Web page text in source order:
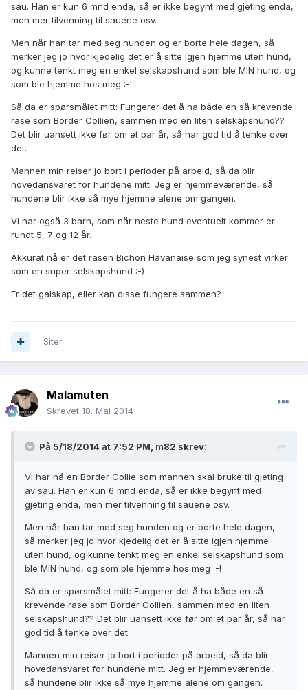
sau. Han er kun 6 mnd enda, så er ikke begynt med gjeting enda,
men mer tilvenning til sauene osv.
Men når han tar med seg hunden og er borte hele dagen, så
merker jeg jo hvor kjedelig det er å sitte igjen hjemme uten hund,
og kunne tenkt meg en enkel selskapshund som ble MIN hund, og
som ble hjemme hos meg :-!
Så da er spørsmålet mitt: Fungerer det å ha både en så krevende
rase som Border Collien, sammen med en liten selskapshund??
Det blir uansett ikke før om et par år, så har god tid å tenke over
det.
Mannen min reiser jo bort i perioder på arbeid, så da blir
hovedansvaret for hundene mitt. Jeg er hjemmeværende, så
hundene blir ikke så mye hjemme alene om gangen.
Vi har også 3 barn, som når neste hund eventuelt kommer er
rundt 5, 7 og 12 år.
Akkurat nå er det rasen Bichon Havanaise som jeg synest virker
som en super selskapshund :-)
Er det galskap, eller kan disse fungere sammen?
Siter
Malamuten
Skrevet 18. Mai 2014
På 5/18/2014 at 7:52 PM, m82 skrev:
Vi har nå en Border Collie som mannen skal bruke til gjeting
av sau. Han er kun 6 mnd enda, så er ikke begynt med
gjeting enda, men mer tilvenning til sauene osv.
Men når han tar med seg hunden og er borte hele dagen,
så merker jeg jo hvor kjedelig det er å sitte igjen hjemme
uten hund, og kunne tenkt meg en enkel selskapshund som
ble MIN hund, og som ble hjemme hos meg :-!
Så da er spørsmålet mitt: Fungerer det å ha både en så
krevende rase som Border Collien, sammen med en liten
selskapshund?? Det blir uansett ikke før om et par år, så har
god tid å tenke over det.
Mannen min reiser jo bort i perioder på arbeid, så da blir
hovedansvaret for hundene mitt. Jeg er hjemmeværende,
så hundene blir ikke så mye hjemme alene om gangen.